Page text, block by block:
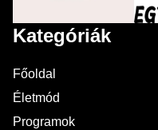
Kategóriák
Főoldal
Életmód
Programok